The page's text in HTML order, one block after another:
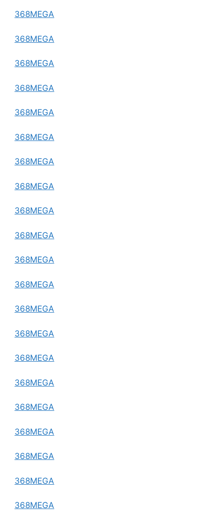
368MEGA
368MEGA
368MEGA
368MEGA
368MEGA
368MEGA
368MEGA
368MEGA
368MEGA
368MEGA
368MEGA
368MEGA
368MEGA
368MEGA
368MEGA
368MEGA
368MEGA
368MEGA
368MEGA
368MEGA
368MEGA